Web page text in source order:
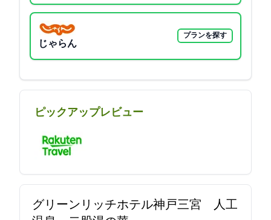
じゃらん
プランを探す
ピックアップレビュー
グリーンリッチホテル神戸三宮 人工